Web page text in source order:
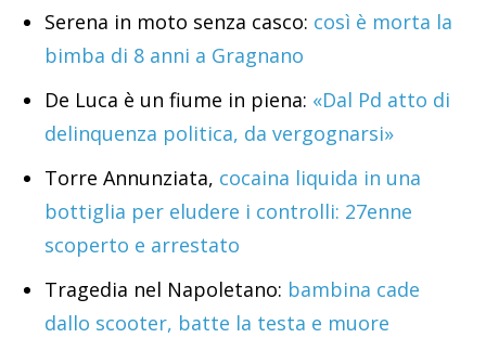
Serena in moto senza casco: così è morta la
bimba di 8 anni a Gragnano
De Luca è un fiume in piena: «Dal Pd atto di
delinquenza politica, da vergognarsi»
Torre Annunziata, cocaina liquida in una
bottiglia per eludere i controlli: 27enne
scoperto e arrestato
Tragedia nel Napoletano: bambina cade
dallo scooter, batte la testa e muore